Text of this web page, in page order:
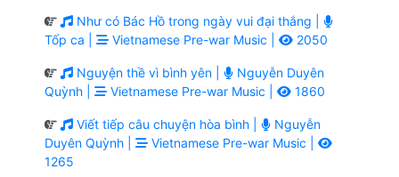
Như có Bác Hồ trong ngày vui đại thắng |
Tốp ca |
Vietnamese Pre-war Music | 2050
Nguyện thề vì bình yên |
Nguyễn Duyên
Quỳnh |
Vietnamese Pre-war Music | 1860
Viết tiếp câu chuyện hòa bình |
Nguyễn
Duyên Quỳnh |
Vietnamese Pre-war Music |
1265